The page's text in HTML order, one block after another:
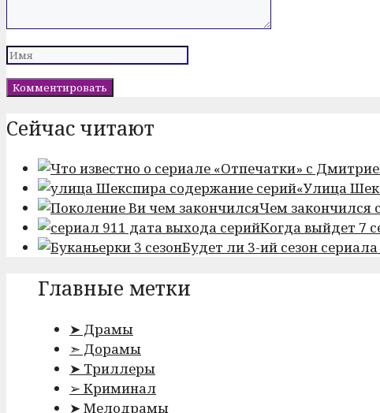
Имя
Сейчас читают
«Улица
Чем закончился
Когда выйдет 7
Будет ли 3-ий сезон
Главные метки
➤ Драмы
➣ Дорамы
➤ Триллеры
➢ Криминал
➤ Мелодрамы